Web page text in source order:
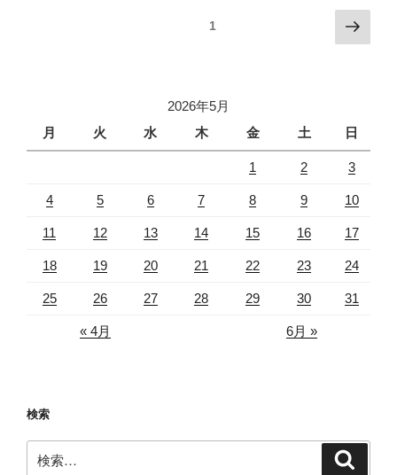
ー
1
次
の
2026年5月
月
火 水 木 金 土 日
1 2 3
4 5 6 7 8 9 10
11 12 13 14 15 16 17
18 19 20 21 22 23 24
25 26 27 28 29 30 31
« 4月 6月 »
検索
索: